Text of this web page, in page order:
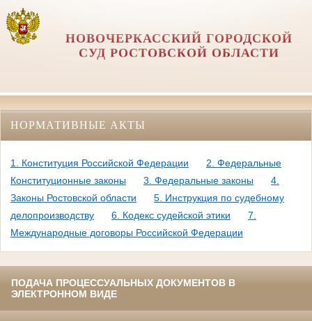
НОВОЧЕРКАССКИЙ ГОРОДСКОЙ
СУД РОСТОВСКОЙ ОБЛАСТИ
НОРМАТИВНЫЕ АКТЫ
1. Конституция Российской Федерации
2. Федеральные
Конституционные законы
3. Федеральные законы
4.
Законы Ростовской области
5. Инструкция по судебному
делопроизводству
6. Кодекс судейской этики
7.
Международные договоры Российской Федерации
ПОДАЧА ПРОЦЕССУАЛЬНЫХ ДОКУМЕНТОВ В
ЭЛЕКТРОННОМ ВИДЕ